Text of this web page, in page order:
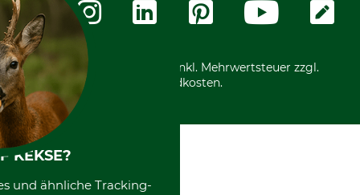
Community
International
*Alle Preise in Euro und inkl. Mehrwertsteuer zzgl.
Versandkosten.
KEKSE?
und ähnliche Tracking-